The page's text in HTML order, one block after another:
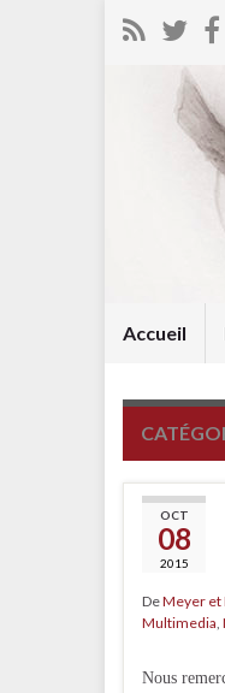
Accueil
OCT
08
2015
DeMeyer et
Multimedia,
Nous